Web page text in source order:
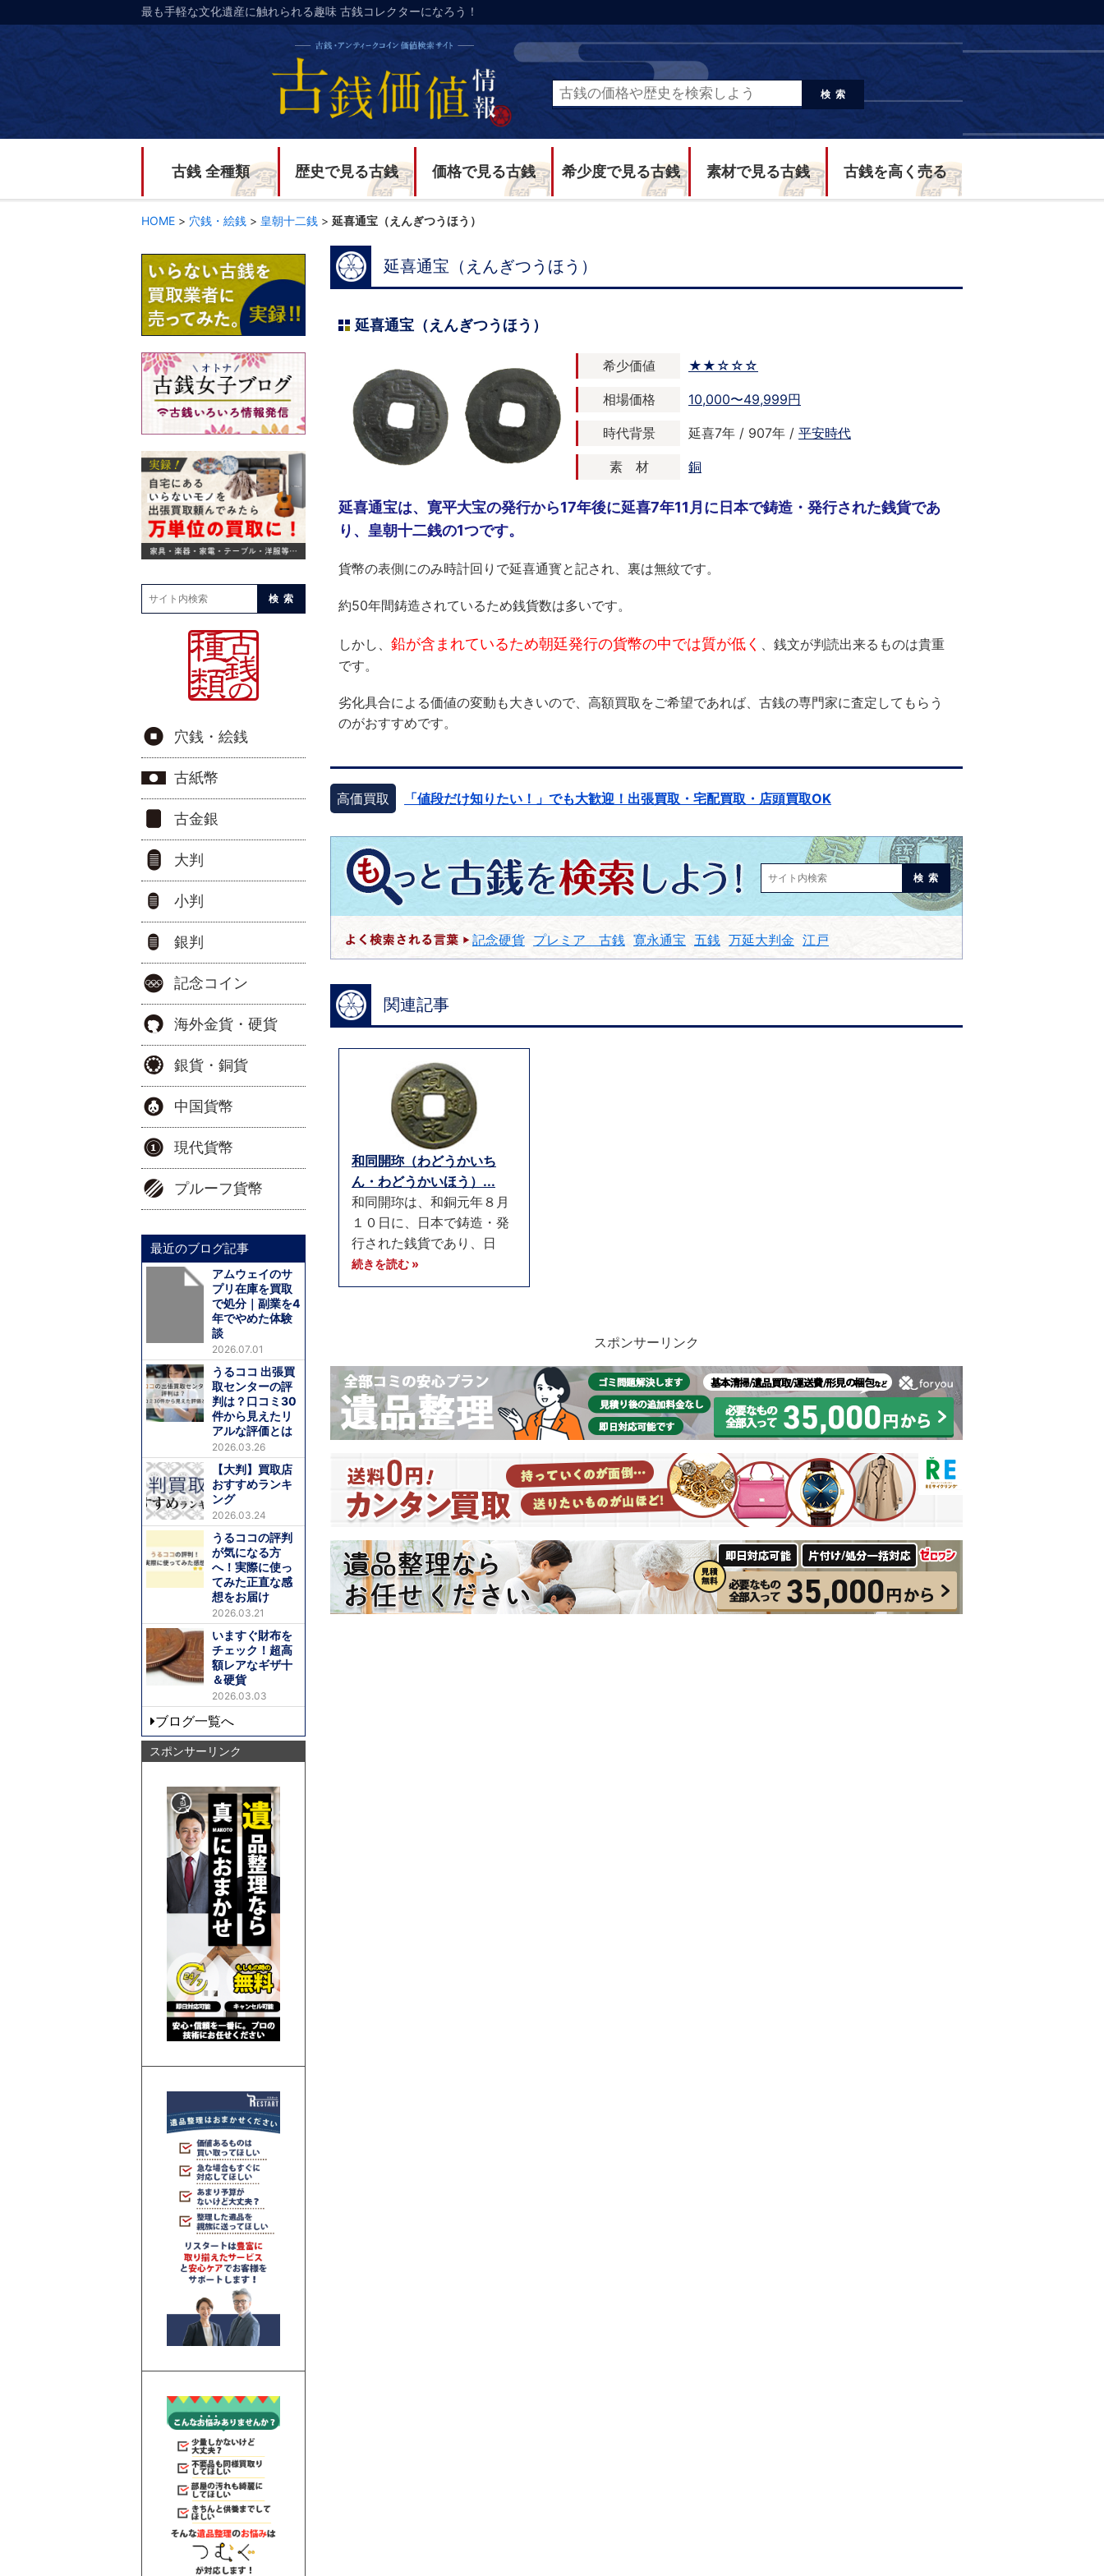
最も手軽な文化遺産に触れられる趣味 古銭コレクターになろう！
検索
古銭 全種類 歴史で見る古銭 価格で見る古銭 希少度で見る古銭 素材で見る古銭 古銭を高く売る
HOME > 穴銭・絵銭 > 皇朝十二銭 > 延喜通宝（えんぎつうほう）
延喜通宝（えんぎつうほう）
延喜通宝（えんぎつうほう）
希少価値 ★★☆☆☆
相場価格 10,000〜49,999円
時代背景 延喜7年 / 907年 / 平安時代
素 材 銅
延喜通宝は、寛平大宝の発行から17年後に延喜7年11月に日本で鋳造・発行された銭貨であ
り、皇朝十二銭の1つです。
貨幣の表側にのみ時計回りで延喜通寳と記され、裏は無紋です。
約50年間鋳造されているため銭貨数は多いです。
しかし、 鉛が含まれているため朝廷発行の貨幣の中では質が低く
、銭文が判読出来るものは貴重
です。
劣化具合による価値の変動も大きいので、高額買取をご希望であれば、古銭の専門家に査定してもらう
のがおすすめです。
高価買取 「値段だけ知りたい！」でも大歓迎！出張買取・宅配買取・店頭買取OK
検索
記念硬貨 プレミア 古銭 寛永通宝 五銭 万延大判金 江戸
関連記事
和同開珎（わどうかいち
ん・わどうかいほう）...
和同開珎は、和銅元年８月
１０日に、日本で鋳造・発
行された銭貨であり、日
続きを読む »
スポンサーリンク
検索
穴銭・絵銭
古紙幣
古金銀
大判
小判
銀判
記念コイン
海外金貨・硬貨
銀貨・銅貨
中国貨幣
現代貨幣
プルーフ貨幣
最近のブログ記事
アムウェイのサ
プリ在庫を買取
で処分｜副業を4
年でやめた体験
談
2026.07.01
うるココ 出張買
取センターの評
判は？口コミ30
件から見えたリ
アルな評価とは
2026.03.26
【大判】買取店
おすすめランキ
ング
2026.03.24
うるココの評判
が気になる方
へ！実際に使っ
てみた正直な感
想をお届け
2026.03.21
いますぐ財布を
チェック！超高
額レアなギザ十
＆硬貨
2026.03.03
ブログ一覧へ
スポンサーリンク